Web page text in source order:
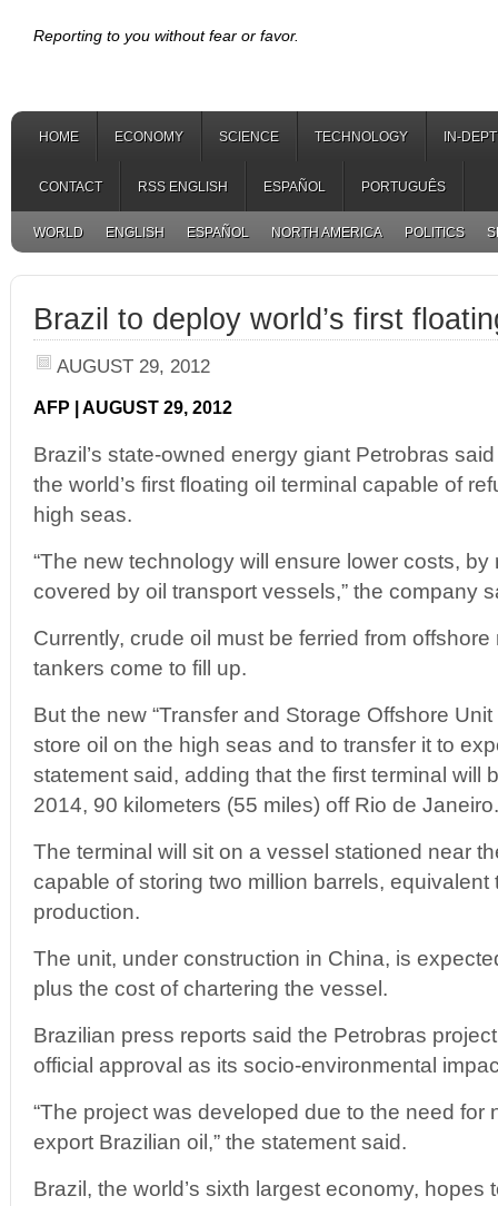
Reporting to you without fear or favor.
HOME ECONOMY SCIENCE TECHNOLOGY IN-
CONTACT RSS ENGLISH ESPAÑOL PORTUGUÊS
WORLD ENGLISH ESPAÑOL NORTH AMERICA POLITICS
Brazil to deploy world’s first
AUGUST 29, 2012
AFP | AUGUST 29, 2012
Brazil’s state-owned energy giant Petrobras
the world’s first floating oil terminal capable of
high seas.
“The new technology will ensure lower costs,
covered by oil transport vessels,” the company
Currently, crude oil must be ferried from
tankers come to fill up.
But the new “Transfer and Storage Offshore
store oil on the high seas and to transfer it to
statement said, adding that the first terminal will
2014, 90 kilometers (55 miles) off Rio de Janeiro.
The terminal will sit on a vessel stationed near
capable of storing two million barrels, equivalent
production.
The unit, under construction in China, is
plus the cost of chartering the vessel.
Brazilian press reports said the Petrobras
official approval as its socio-environmental
“The project was developed due to the need for
export Brazilian oil,” the statement said.
Brazil, the world’s sixth largest economy, hopes